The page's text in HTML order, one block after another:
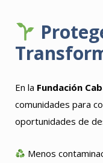
En la Fundación
comunidades para
oportunidades de
Menos